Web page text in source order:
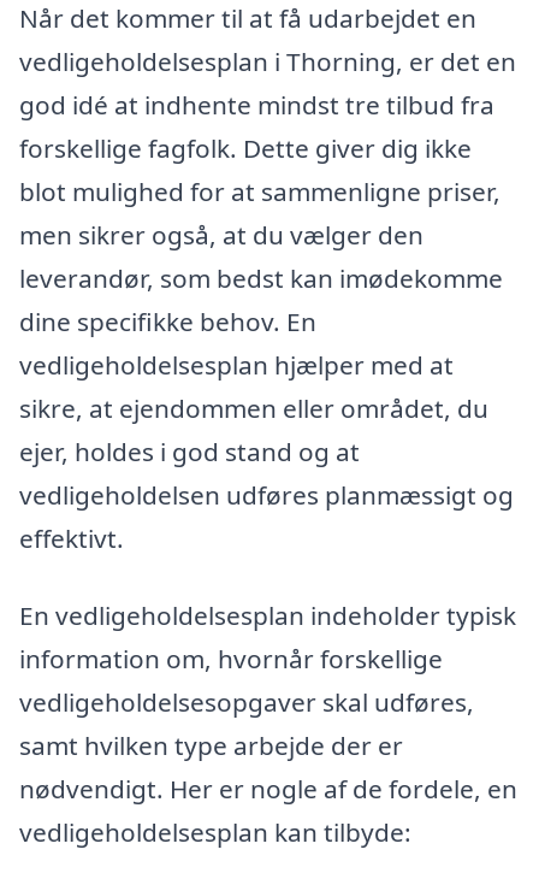
Når det kommer til at få udarbejdet en
vedligeholdelsesplan i Thorning, er det en
god idé at indhente mindst tre tilbud fra
forskellige fagfolk. Dette giver dig ikke
blot mulighed for at sammenligne priser,
men sikrer også, at du vælger den
leverandør, som bedst kan imødekomme
dine specifikke behov. En
vedligeholdelsesplan hjælper med at
sikre, at ejendommen eller området, du
ejer, holdes i god stand og at
vedligeholdelsen udføres planmæssigt og
effektivt.
En vedligeholdelsesplan indeholder typisk
information om, hvornår forskellige
vedligeholdelsesopgaver skal udføres,
samt hvilken type arbejde der er
nødvendigt. Her er nogle af de fordele, en
vedligeholdelsesplan kan tilbyde: